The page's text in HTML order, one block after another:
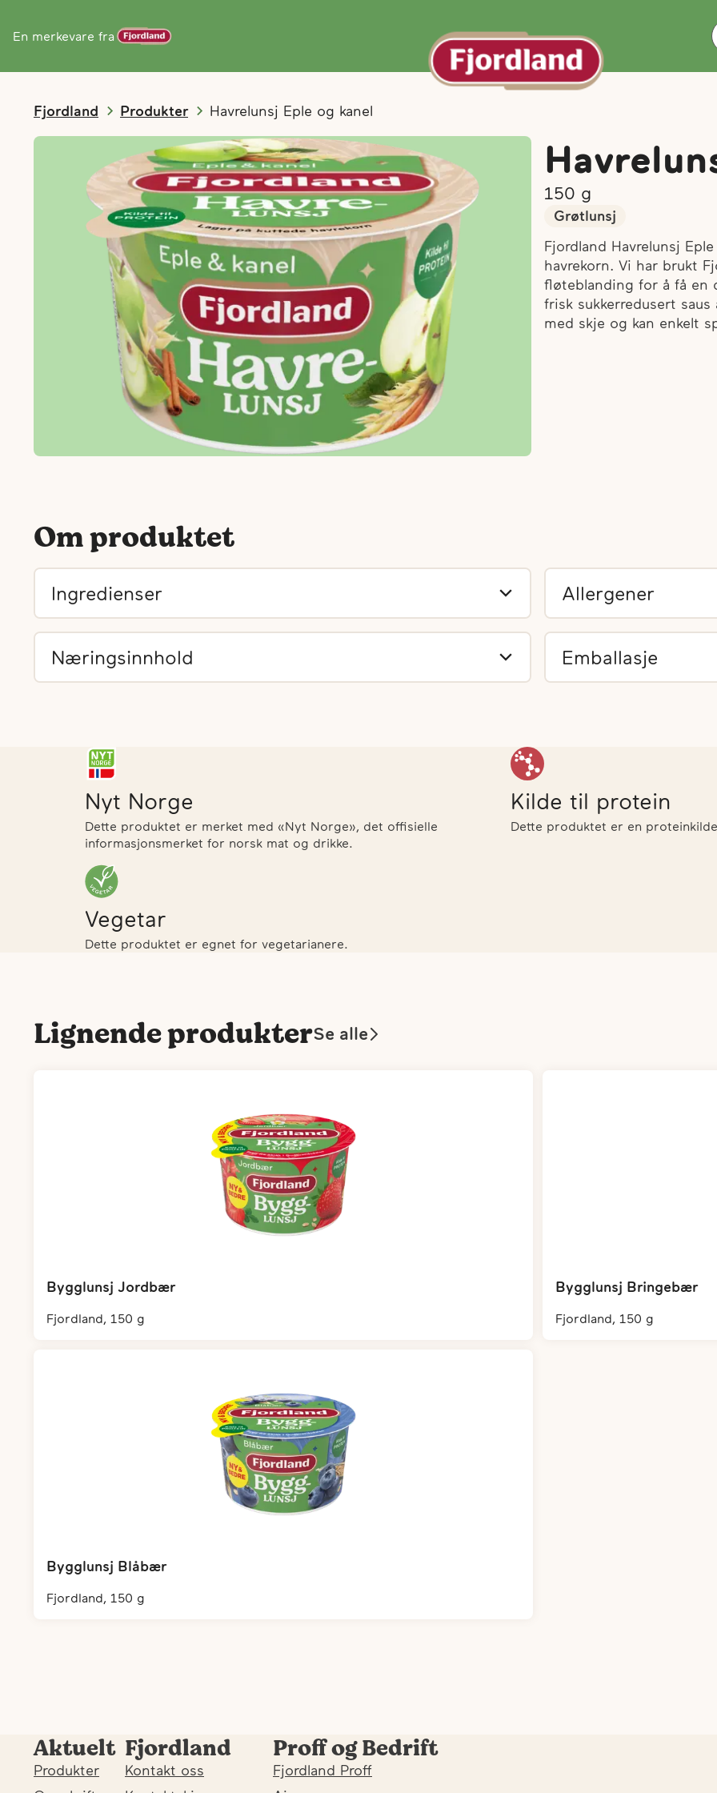
En merkevare fra
Fjordland Produkter Havrelunsj Eple og kanel
150 g
Grøtlunsj
Fjordland Havrelunsj
havrekorn. Vi har brukt
fløteblanding for å få en
frisk sukkerredusert
med skje og kan enkelt
Om produktet
Ingredienser Allergener
Næringsinnhold Emballasje
Nyt Norge
Dette produktet er merket med «Nyt Norge», det offisielle
informasjonsmerket for norsk mat og drikke.
Kilde til protein
Dette produktet er en
Vegetar
Dette produktet er egnet for vegetarianere.
Lignende produkterSe alle
Bygglunsj Jordbær
fjordland, 150 g
Bygglunsj Bringebær
fjordland, 150 g
Bygglunsj Blåbær
fjordland, 150 g
Aktuelt
Produkter
Fjordland
Kontakt oss
Proff og Bedrift
Fjordland Proff